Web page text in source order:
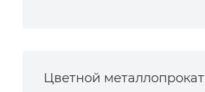
Цветной металлопрокат